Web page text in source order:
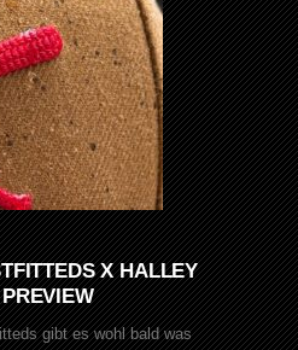
X HALLEY
gibt es wohl bald was